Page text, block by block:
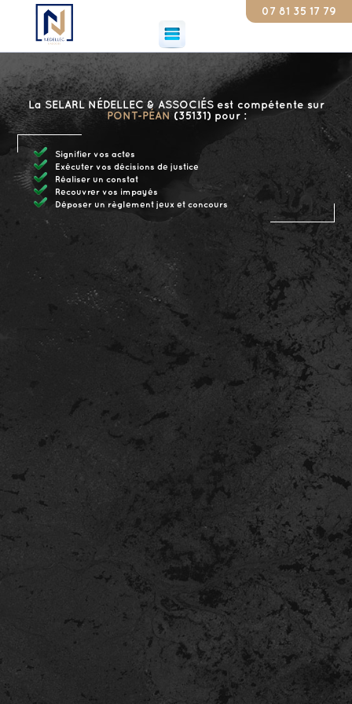
07 81 35 17 79
La SELARL NÉDELLEC & ASSOCIÉS est compétente sur
PONT-PÉAN (35131) pour :
Signifier vos actes
Exécuter vos décisions de justice
Réaliser un constat
Recouvrer vos impayés
Déposer un règlement jeux et concours